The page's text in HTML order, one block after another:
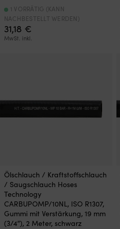
31,18 €
MwSt. inkl.
1 VORRÄTIG (KANN
NACHBESTELLT WERDEN)
Ölschlauch / Kraftstoffschlauch
/ Saugschlauch Hoses
Technology
CARBUPOMP/10NL, ISO R1307,
Gummi mit Verstärkung, 19 mm
(3/4″), 2 Meter, schwarz